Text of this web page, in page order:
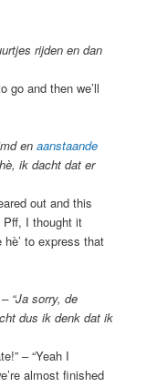
rijden en dan
go and then we’ll
enaanstaande
ik dacht dat er
out and this
Pff, I thought it
hè’ to express that
“Ja sorry, de
dus ik denk dat ik
– “Yeah I
almost finished